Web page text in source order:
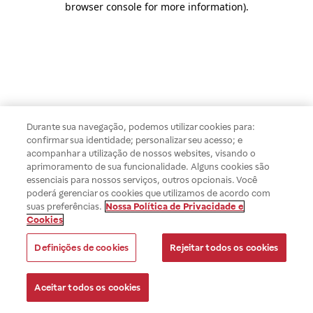
browser console for more information).
Durante sua navegação, podemos utilizar cookies para:
confirmar sua identidade; personalizar seu acesso; e
acompanhar a utilização de nossos websites, visando o
aprimoramento de sua funcionalidade. Alguns cookies são
essenciais para nossos serviços, outros opcionais. Você
poderá gerenciar os cookies que utilizamos de acordo com
suas preferências. Nossa Política de Privacidade e
Cookies
Definições de cookies Rejeitar todos os cookies
Aceitar todos os cookies